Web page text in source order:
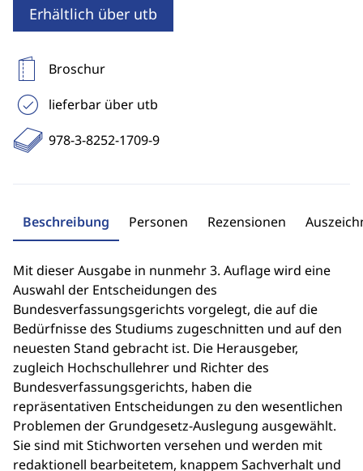
Erhältlich über utb
Broschur
lieferbar über utb
978-3-8252-1709-9
Beschreibung Personen Rezensionen
Mit dieser Ausgabe in nunmehr 3. Auflage wird eine
Auswahl der Entscheidungen des
Bundesverfassungsgerichts vorgelegt, die auf die
Bedürfnisse des Studiums zugeschnitten und auf den
neuesten Stand gebracht ist. Die Herausgeber,
zugleich Hochschullehrer und Richter des
Bundesverfassungsgerichts, haben die
repräsentativen Entscheidungen zu den wesentlichen
Problemen der Grundgesetz-Auslegung ausgewählt.
Sie sind mit Stichworten versehen und werden mit
redaktionell bearbeitetem, knappem Sachverhalt und